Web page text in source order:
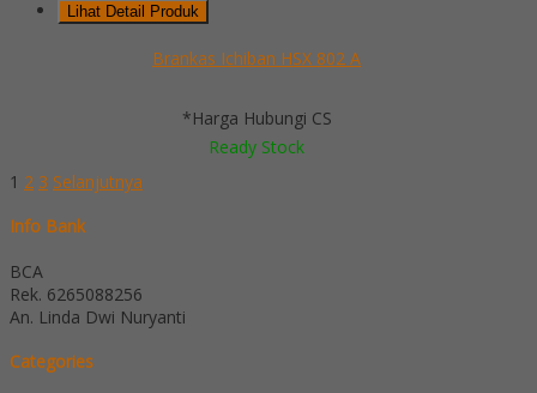
Lihat Detail Produk
Brankas Ichiban HSX 802 A
*Harga Hubungi CS
Ready Stock
1 2 3 Selanjutnya
Info Bank
BCA
Rek. 6265088256
An. Linda Dwi Nuryanti
Categories